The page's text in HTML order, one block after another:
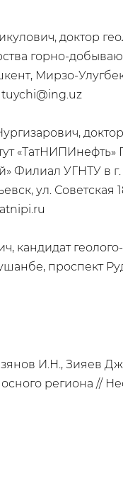
доктор
горно-
Мирзо-
Филиал УГНТУ в
ул. Советская
кандидат
проспект
И.Н., Зияев
региона //